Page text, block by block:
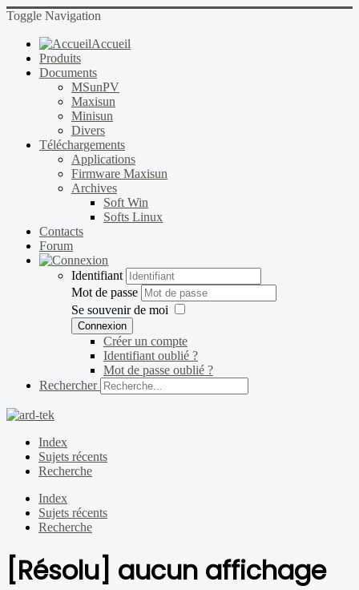
Toggle Navigation
Accueil
Produits
Documents
MSunPV
Maxisun
Minisun
Divers
Téléchargements
Applications
Firmware Maxisun
Archives
Soft Win
Softs Linux
Contacts
Forum
Identifiant
Mot de passe
Se souvenir de moi
Connexion
Créer un compte
Identifiant oublié ?
Mot de passe oublié ?
Rechercher
Index
Sujets récents
Recherche
Index
Sujets récents
Recherche
[Résolu] aucun affichage